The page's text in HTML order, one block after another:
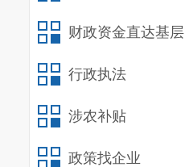
财政资金直达基层
行政执法
涉农补贴
政策找企业